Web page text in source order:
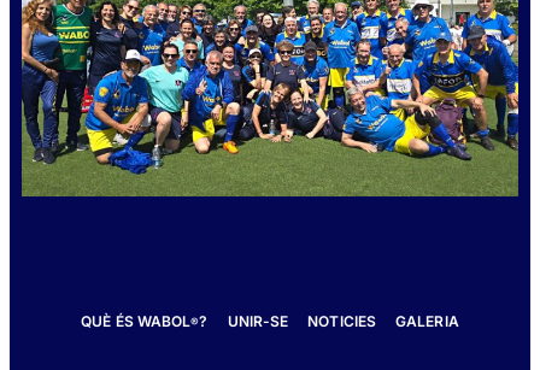
QUÈ ÉS WABOL®? UNIR-SE NOTICIES GALERIA